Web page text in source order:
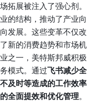
拓展被注入了强心剂。
的结构，推动了产业向
发展。这些变革不仅改
新的消费趋势和市场机
之一，美特斯邦威积极
模式。通过飞书减少全
及时等造成的工作效率
全面提效和优化管理。